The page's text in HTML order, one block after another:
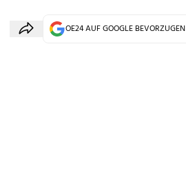
OE24 AUF GOOGLE BEVORZUGEN